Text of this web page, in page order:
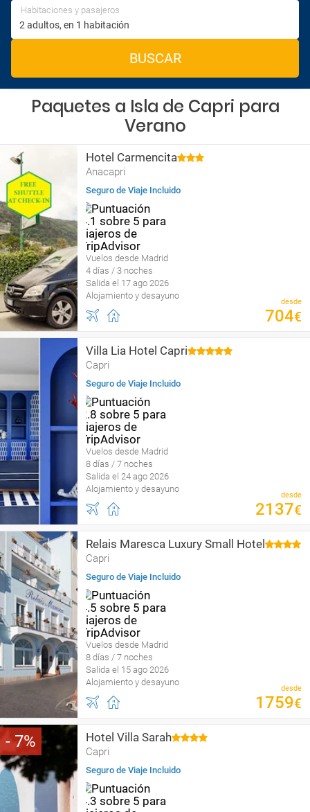
Habitaciones y pasajeros
BUSCAR
Paquetes a Isla de Capri para
Verano
Hotel Carmencita
Anacapri
Seguro de Viaje Incluido
Vuelos desde Madrid
4 días / 3 noches
Salida el 17 ago 2026
Alojamiento y desayuno
desde
704€
Villa Lia Hotel Capri
Capri
Seguro de Viaje Incluido
Vuelos desde Madrid
8 días / 7 noches
Salida el 24 ago 2026
Alojamiento y desayuno
desde
2137€
Relais Maresca Luxury Small Hotel
Capri
Seguro de Viaje Incluido
Vuelos desde Madrid
8 días / 7 noches
Salida el 15 ago 2026
Alojamiento y desayuno
desde
1759€
7 Hotel Villa Sarah
Capri
Seguro de Viaje Incluido